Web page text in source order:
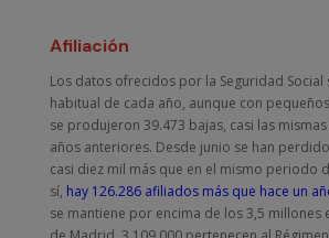
Afiliación
Los datos ofrecidos por la Seguridad Social
habitual de cada año, aunque con
se produjeron 39.473 bajas, casi las
años anteriores. Desde junio se han
casi diez mil más que en el mismo periodo
sí, hay 126.286 afiliados más que hace un
se mantiene por encima de los 3,5 millones